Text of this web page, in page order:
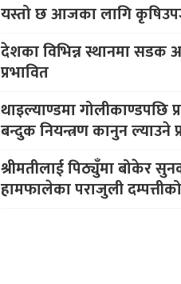
यस्तो छ आजका लागि
देशका विभिन्न स्थानमा सडक
प्रभावित
थाइल्याण्डमा गोलीकाण्डपछि
बन्दुक नियन्त्रण कानुन ल्याउने
श्रीमतीलाई पिठ्युँमा बोकेर
हामफालेका पराजुली